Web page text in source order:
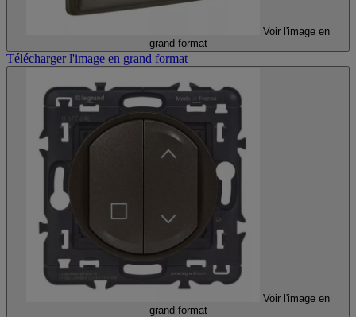
Voir l'image en
grand format
Télécharger l'image en grand format
Voir l'image en
grand format